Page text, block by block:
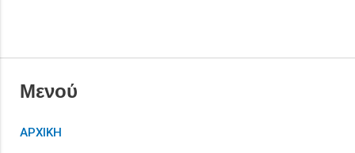
Μενού
ΑΡΧΙΚΗ